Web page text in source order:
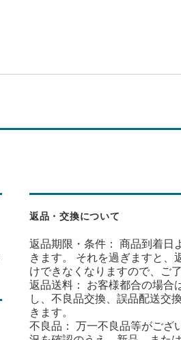
返品・交換について
返品期限・条件： 商品到着日
きます。 それを過ぎますと、
けできなくなりますので、ご
返品送料： お客様都合の場合
し、不良品交換、誤品配送交
きます。
不良品： 万一不良品等がござ